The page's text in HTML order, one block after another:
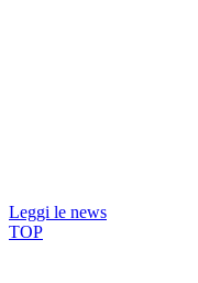
Leggi le news
TOP